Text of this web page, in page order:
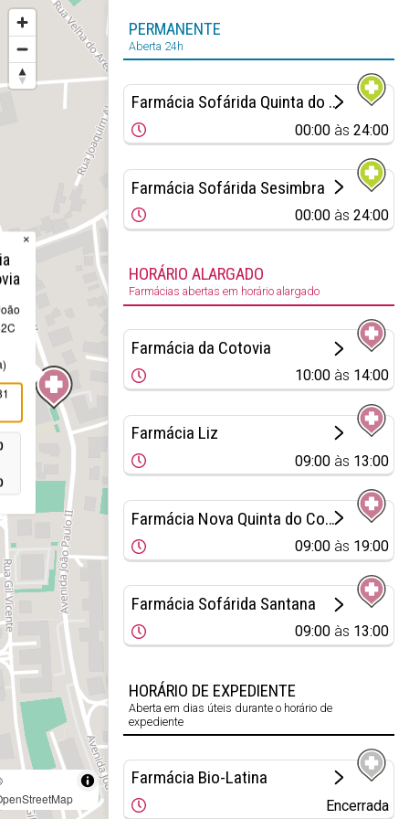
×
PERMANENTE
Aberta 24h
Farmácia Sofárida Quinta do Conde
00:00 às24:00
Farmácia Sofárida Sesimbra
00:00 às24:00
HORÁRIO ALARGADO
Farmácias abertas em horário alargado
Farmácia da Cotovia
10:00 às 14:00
Farmácia Liz
09:00 às 13:00
Farmácia Nova Quinta do Conde
09:00 às 19:00
Farmácia Sofárida Santana
09:00 às 13:00
HORÁRIO DE EXPEDIENTE
Aberta em dias úteis durante o horário de
expediente
Farmácia Bio-Latina
Encerrada